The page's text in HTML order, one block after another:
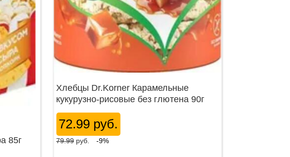
85г
Хлебцы Dr.Korner Карамельные
кукурузно-рисовые без глютена 90г
72.99 руб.
79.99 руб. -9%